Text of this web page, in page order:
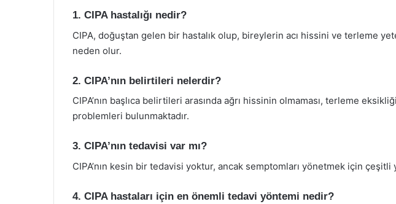
1. CIPA hastalığı nedir?
CIPA, doğuştan gelen bir hastalık olup, bireylerin acı hissini ve terleme
neden olur.
2. CIPA’nın belirtileri nelerdir?
CIPA’nın başlıca belirtileri arasında ağrı hissinin olmaması, terleme
problemleri bulunmaktadır.
3. CIPA’nın tedavisi var mı?
CIPA’nın kesin bir tedavisi yoktur, ancak semptomları yönetmek için
4. CIPA hastaları için en önemli tedavi yöntemi nedir?